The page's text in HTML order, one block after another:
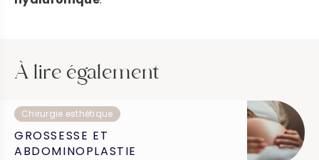
À lire également
Chirurgie esthétique
GROSSESSE ET
ABDOMINOPLASTIE